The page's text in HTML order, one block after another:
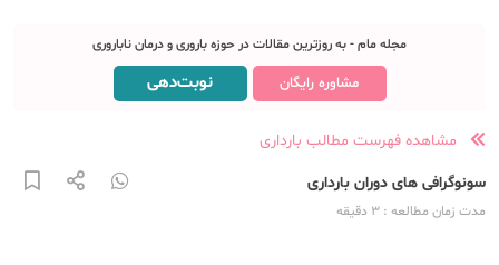
مجله مام - به روزترین مقالات در حوزه باروری و درمان ناباروری
مشاوره رایگان نوبت‌دهی
مشاهده فهرست مطالب بارداری
سونوگرافی های دوران بارداری
مدت زمان مطالعه : 3 دقیقه